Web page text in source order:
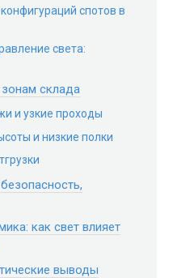
спотов в
света:
склада
и узкие проходы
и низкие полки
как свет влияет
выводы